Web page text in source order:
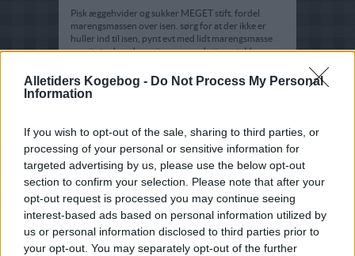
Alletiders Kogebog - Do Not Process My Personal
Information
If you wish to opt-out of the sale, sharing to third parties, or
processing of your personal or sensitive information for
targeted advertising by us, please use the below opt-out
section to confirm your selection. Please note that after your
opt-out request is processed you may continue seeing
interest-based ads based on personal information utilized by
us or personal information disclosed to third parties prior to
your opt-out. You may separately opt-out of the further
Pisk æggehvider og sukker MEGET stift. fordel
marengsmassen over isen. sørg for at der ikke er
huller ind til isen, pynt evt med lidt marengsmasse
sprøjtet ud med sprøjtepose med stjernetyld.
Fadet sættes i fryseren, når marengsmassen har fået
lidt skorpe kan den filmes. Dette kan med fordel
Ovnen varmes op til 250 grader C. alm. ovn. Tag isen
ud af fryseren og sæt fadet i ovnen til
marengsmassen begynder at blive gylden så er
desserten færdig 5-10 minutter.
SKAL STRAKS serveres.